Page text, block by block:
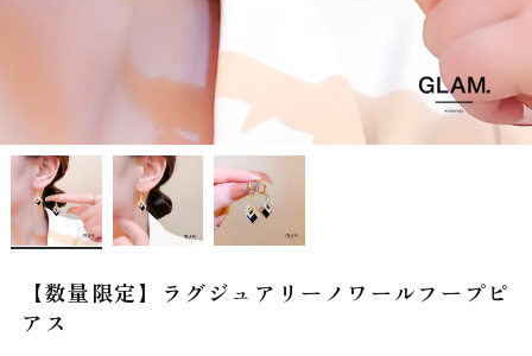
【数量限定】ラグジュアリーノワールフープピ
アス